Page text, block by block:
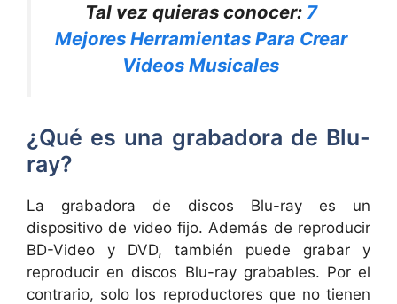
Tal vez quieras conocer: 7
Mejores Herramientas Para Crear
Videos Musicales
¿Qué es una grabadora de Blu-
ray?
La grabadora de discos Blu-ray es un
dispositivo de video fijo. Además de reproducir
BD-Video y DVD, también puede grabar y
reproducir en discos Blu-ray grabables. Por el
contrario, solo los reproductores que no tienen